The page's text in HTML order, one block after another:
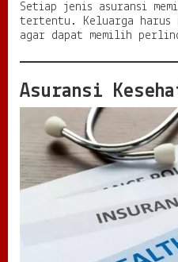
Setiap jenis asuransi
tertentu. Keluarga harus
agar dapat memilih
Asuransi